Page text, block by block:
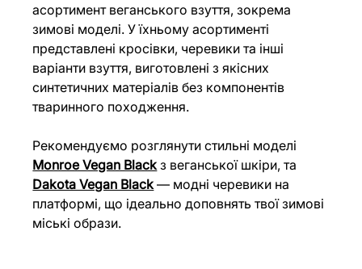
асортимент веганського взуття, зокрема
зимові моделі. У їхньому асортименті
представлені кросівки, черевики та інші
варіанти взуття, виготовлені з якісних
синтетичних матеріалів без компонентів
тваринного походження.
Рекомендуємо розглянути стильні моделі
Monroe Vegan Black з веганської шкіри, та
Dakota Vegan Black — модні черевики на
платформі, що ідеально доповнять твої зимові
міські образи.